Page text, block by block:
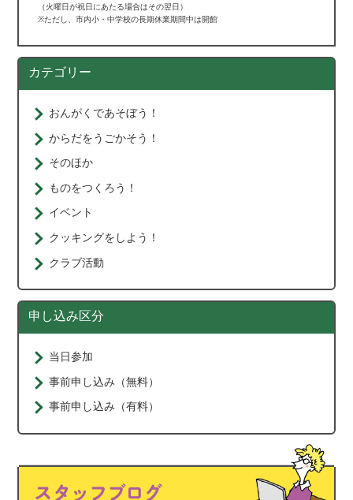
（火曜日が祝日にあたる場合はその翌日）
※ただし、市内小・中学校の長期休業期間中は開館
カテゴリー
おんがくであそぼう！
からだをうごかそう！
そのほか
ものをつくろう！
イベント
クッキングをしよう！
クラブ活動
申し込み区分
当日参加
事前申し込み（無料）
事前申し込み（有料）